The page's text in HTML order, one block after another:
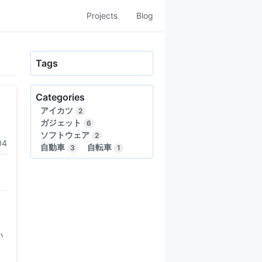
Projects Blog
Tags
Categories
アイカツ 2
ガジェット 6
ソフトウェア 2
自動車 3 自転車 1